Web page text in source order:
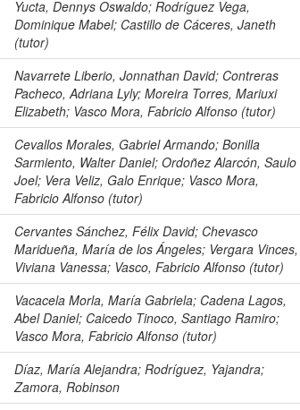
Yucta, Dennys Oswaldo; Rodríguez Vega,
Dominique Mabel; Castillo de Cáceres, Janeth
(tutor)
Navarrete Liberio, Jonnathan David; Contreras
Pacheco, Adriana Lyly; Moreira Torres, Mariuxi
Elizabeth; Vasco Mora, Fabricio Alfonso (tutor)
Cevallos Morales, Gabriel Armando; Bonilla
Sarmiento, Walter Daniel; Ordoñez Alarcón, Saulo
Joel; Vera Veliz, Galo Enrique; Vasco Mora,
Fabricio Alfonso (tutor)
Cervantes Sánchez, Félix David; Chevasco
Maridueña, María de los Ángeles; Vergara Vinces,
Viviana Vanessa; Vasco, Fabricio Alfonso (tutor)
Vacacela Morla, María Gabriela; Cadena Lagos,
Abel Daniel; Caicedo Tinoco, Santiago Ramiro;
Vasco Mora, Fabricio Alfonso (tutor)
Díaz, María Alejandra; Rodríguez, Yajandra;
Zamora, Robinson